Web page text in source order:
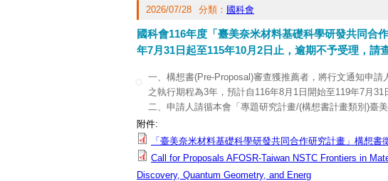
2026/07/28 分類： 國科會
國科會116年度「臺美奈米材料基礎科學研發共同合
年7月31日起至115年10月2日止，逾期不予受理，請
一、構想書(Pre-Proposal)審查獲推薦者，將行文通知申
之執行期程為3年，預計自116年8月1日開始至119年7月31
二、申請人請循本會「專題研究計畫/(構想書計畫類別)臺
構想書」線上申請方式作業，線上繳交送出即可，不須經
與其附件可至本會自然科學及永續研究發展處網頁( http://
三、有關系統操作問題，請洽本會資訊系統服務專線，電
附件:
「臺美奈米材料基礎科學研發共同合作研究計畫」構想書
Call for Proposals AFOSR-Taiwan NSTC Frontiers in
Discovery, Quantum Geometry, and Energ